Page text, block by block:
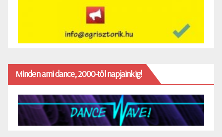
Minden ami dance, 2000-től napjainkig!